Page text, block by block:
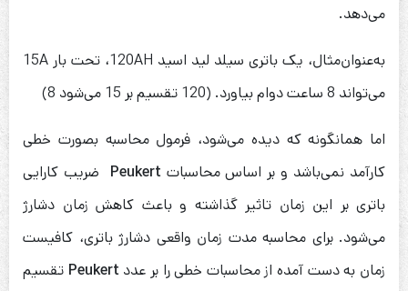
می‌دهد.
به‌عنوان‌مثال، یک باتری سیلد لید اسید 120AH، تحت بار 15A
می‌تواند 8 ساعت دوام بیاورد. (120 تقسیم بر 15 می‌شود 8)
اما همانگونه که دیده می‌شود، فرمول محاسبه بصورت خطی
کارآمد نمی‌باشد و بر اساس محاسباتPeukert ضریب کارایی
باتری بر این زمان تاثیر گذاشته و باعث کاهش زمان دشارژ
می‌شود. برای محاسبه مدت زمان واقعی دشارژ باتری، کافیست
زمان به دست آمده از محاسبات خطی را بر عددPeukert تقسیم